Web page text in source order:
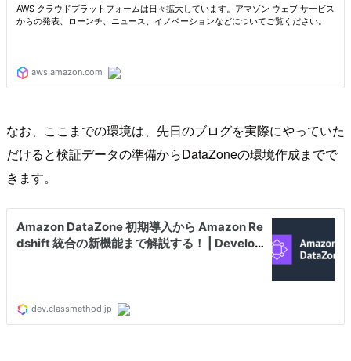
なお、ここまでの環境は、先日のブログを実際にやっていた
だけると検証データの準備からDataZoneの環境作成までで
きます。